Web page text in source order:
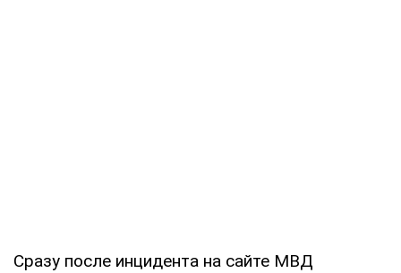
Сразу после инцидента на сайте МВД